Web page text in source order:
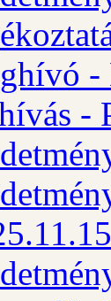
-
-